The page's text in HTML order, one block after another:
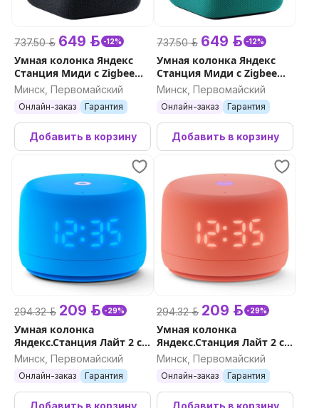
737.50 р. 649 р. -12%
Умная колонка Яндекс
Станция Миди с Zigbee
(черный)
Минск, Первомайский
Онлайн-заказ Гарантия
Добавить в корзину
737.50 р. 649 р. -12%
Умная колонка Яндекс
Станция Миди с Zigbee
(изумрудный)
Минск, Первомайский
Онлайн-заказ Гарантия
Добавить в корзину
294.32 р. 209 р. -29%
Умная колонка
Яндекс.Станция Лайт 2 с
часами (синий)
Минск, Первомайский
Онлайн-заказ Гарантия
Добавить в корзину
294.32 р. 209 р. -29%
Умная колонка
Яндекс.Станция Лайт 2 с
часами (коралловый)
Минск, Первомайский
Онлайн-заказ Гарантия
Добавить в корзину